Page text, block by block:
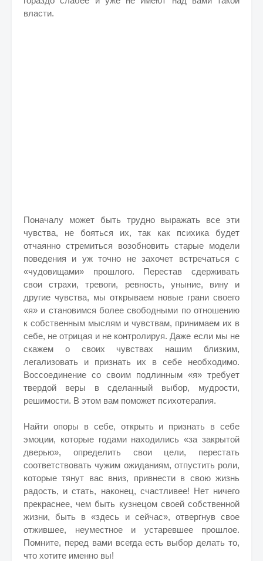
власти.
Поначалу может быть трудно выражать все эти
чувства, не бояться их, так как психика будет
отчаянно стремиться возобновить старые модели
поведения и уж точно не захочет встречаться с
«чудовищами» прошлого. Перестав сдерживать
свои страхи, тревоги, ревность, уныние, вину и
другие чувства, мы открываем новые грани своего
«я» и становимся более свободными по отношению
к собственным мыслям и чувствам, принимаем их в
себе, не отрицая и не контролируя. Даже если мы не
скажем о своих чувствах нашим близким,
легализовать и признать их в себе необходимо.
Воссоединение со своим подлинным «я» требует
твердой веры в сделанный выбор, мудрости,
решимости. В этом вам поможет психотерапия.
Найти опоры в себе, открыть и признать в себе
эмоции, которые годами находились «за закрытой
дверью», определить свои цели, перестать
соответствовать чужим ожиданиям, отпустить роли,
которые тянут вас вниз, привнести в свою жизнь
радость, и стать, наконец, счастливее! Нет ничего
прекраснее, чем быть кузнецом своей собственной
жизни, быть в «здесь и сейчас», отвергнув свое
отжившее, неуместное и устаревшее прошлое.
Помните, перед вами всегда есть выбор делать то,
что хотите именно вы!